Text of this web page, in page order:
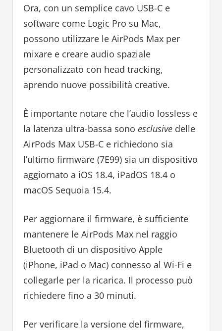
Ora, con un semplice cavo USB-C e
software come Logic Pro su Mac,
possono utilizzare le AirPods Max per
mixare e creare audio spaziale
personalizzato con head tracking,
aprendo nuove possibilità creative.
È importante notare che l’audio lossless e
la latenza ultra-bassa sono esclusivedelle
AirPods Max USB-C e richiedono sia
l’ultimo firmware (7E99) sia un dispositivo
aggiornato a iOS 18.4, iPadOS 18.4 o
macOS Sequoia 15.4.
Per aggiornare il firmware, è sufficiente
mantenere le AirPods Max nel raggio
Bluetooth di un dispositivo Apple
(iPhone, iPad o Mac) connesso al Wi-Fi e
collegarle per la ricarica. Il processo può
richiedere fino a 30 minuti.
Per verificare la versione del firmware,